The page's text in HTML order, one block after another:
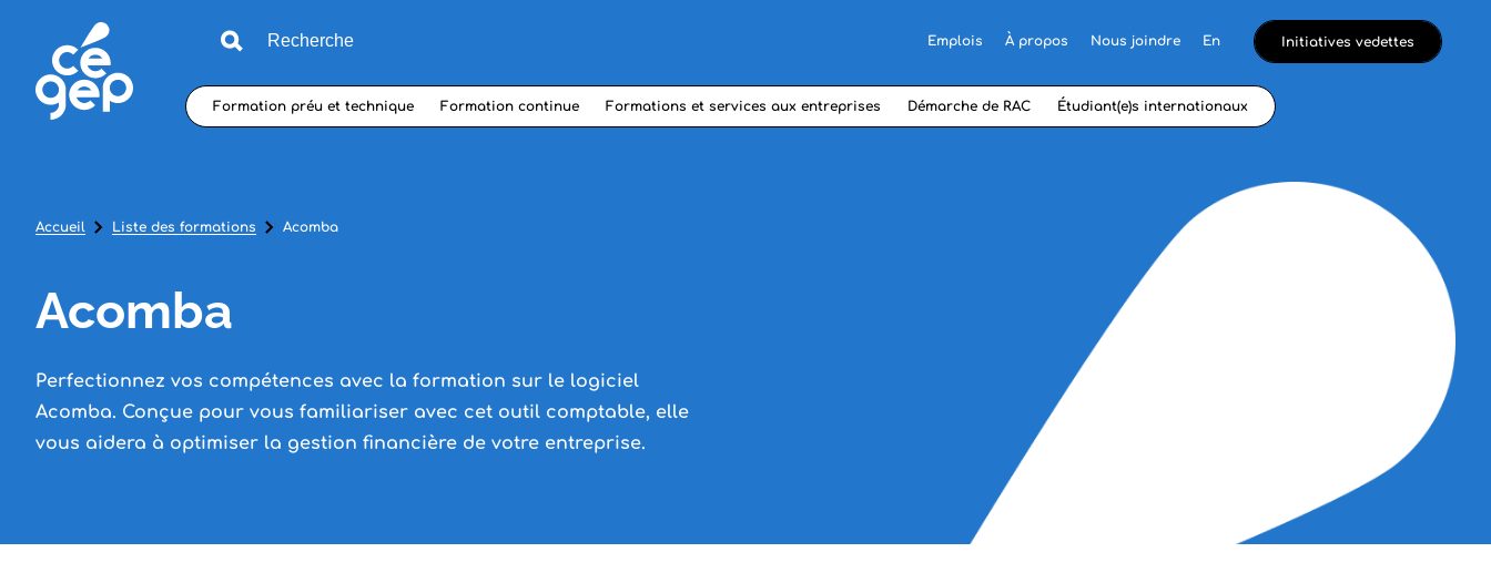
Emplois À propos Nous joindre En Initiatives vedettes
Formation préu et technique Formation continue Formations et services aux entreprises Démarche de RAC Étudiant(e)s internationaux
Accueil Liste des formations Acomba
Acomba
Perfectionnez vos compétences avec la formation sur le logiciel
Acomba. Conçue pour vous familiariser avec cet outil comptable, elle
vous aidera à optimiser la gestion financière de votre entreprise.